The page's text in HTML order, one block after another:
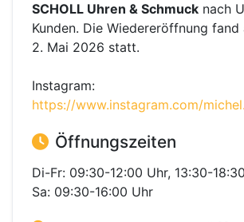
SCHOLL Uhren & Schmuck nach
Kunden. Die Wiedereröffnung fand
2. Mai 2026 statt.
Instagram:
https://www.instagram.com/
Öffnungszeiten
Di-Fr: 09:30-12:00 Uhr, 13:30-
Sa: 09:30-16:00 Uhr